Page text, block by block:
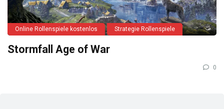
Online Rollenspiele kostenlos Strategie Rollenspiele
Stormfall Age of War
0